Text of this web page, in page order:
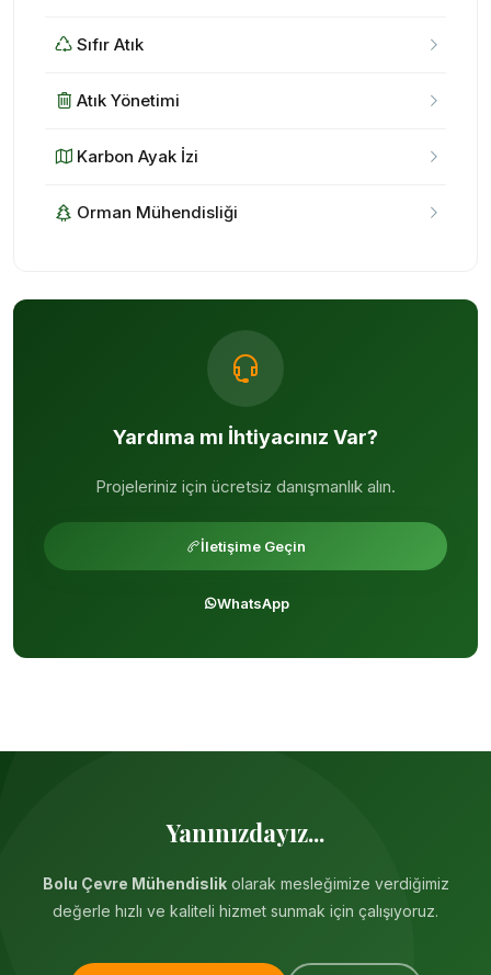
Sıfır Atık
Atık Yönetimi
Karbon Ayak İzi
Orman Mühendisliği
Yardıma mı İhtiyacınız Var?
Projeleriniz için ücretsiz danışmanlık alın.
İletişime Geçin
WhatsApp
Yanınızdayız...
Bolu Çevre Mühendislikolarak mesleğimize verdiğimiz
değerle hızlı ve kaliteli hizmet sunmak için çalışıyoruz.